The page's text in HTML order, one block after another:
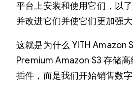
平台上安装和使用它们，以
并改进它们并使它们更加强大
这就是为什么 YITH Amazon
Premium Amazon S3 存储
插件，而是我们开始销售数